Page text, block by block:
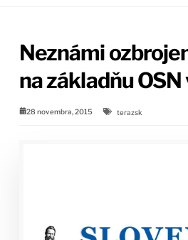
Neznámi
na základňu OSN
28 novembra, 2015 terazsk